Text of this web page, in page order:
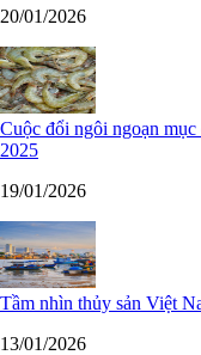
20/01/2026
Cuộc đổi ngôi ngoạn
2025
19/01/2026
Tầm nhìn thủy sản Việt
13/01/2026